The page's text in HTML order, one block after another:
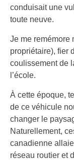
conduisait une
toute neuve.
Je me remémore
propriétaire), fier
coulissement de
l’école.
À cette époque,
de ce véhicule
changer le
Naturellement,
canadienne
réseau routier et